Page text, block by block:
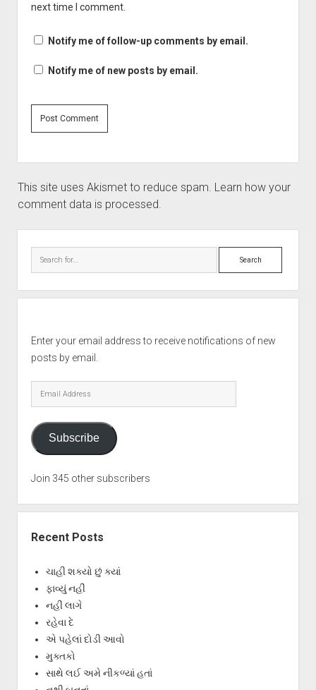
next time I comment.
Notify me of follow-up comments by email.
Notify me of new posts by email.
This site uses Akismet to reduce spam. Learn how your
comment data is processed.
Search
Enter your email address to receive notifications of new
posts by email.
Email
Address
Subscribe
Join 345 other subscribers
Recent Posts
ચાહી શક્યો છું ક્યાં
ફાવ્યું નહીં
નહીં લાગે
રહેવા દે
એ પહેલાં દોડી આવો
મુક્તકો
સાથે લઈ અમે નીકળ્યાં હતાં